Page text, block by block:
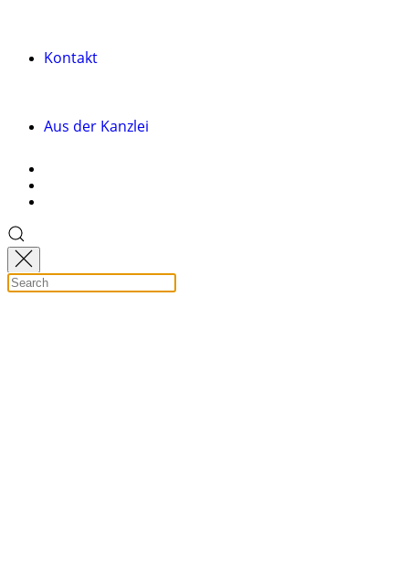
Kontakt
Aus der Kanzlei